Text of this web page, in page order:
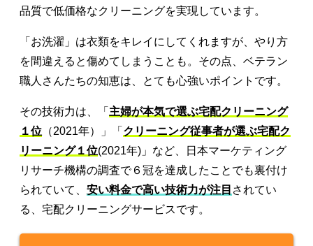
品質で低価格なクリーニングを実現しています。
「お洗濯」は衣類をキレイにしてくれますが、やり方
を間違えると傷めてしまうことも。その点、ベテラン
職人さんたちの知恵は、とても心強いポイントです。
その技術力は、「 主婦が本気で選ぶ宅配クリーニング
１位 （2021年）」「 クリーニング従事者が選ぶ宅配ク
リーニング１位(2021年)」など、日本マーケティング
リサーチ機構の調査で６冠を達成したことでも裏付け
られていて、 安い料金で高い技術力が注目 されてい
る、宅配クリーニングサービスです。